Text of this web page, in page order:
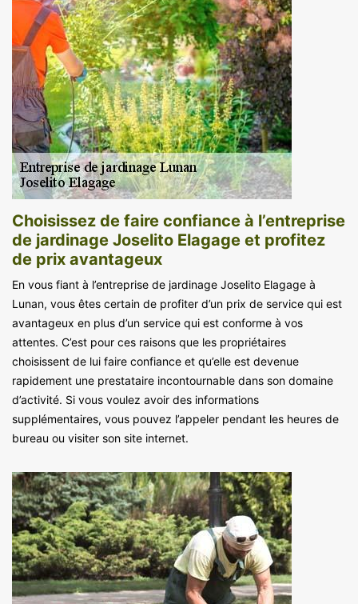
Choisissez de faire confiance à l’entreprise
de jardinage Joselito Elagage et profitez
de prix avantageux
En vous fiant à l’entreprise de jardinage Joselito Elagage à
Lunan, vous êtes certain de profiter d’un prix de service qui est
avantageux en plus d’un service qui est conforme à vos
attentes. C’est pour ces raisons que les propriétaires
choisissent de lui faire confiance et qu’elle est devenue
rapidement une prestataire incontournable dans son domaine
d’activité. Si vous voulez avoir des informations
supplémentaires, vous pouvez l’appeler pendant les heures de
bureau ou visiter son site internet.